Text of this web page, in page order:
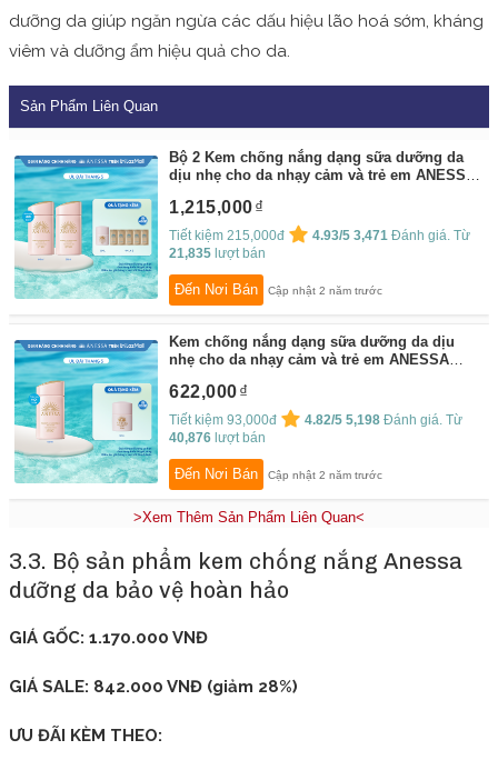
dưỡng da giúp ngăn ngừa các dấu hiệu lão hoá sớm, kháng
viêm và dưỡng ẩm hiệu quả cho da.
Sản Phẩm Liên Quan
Bộ 2 Kem chống nắng dạng sữa dưỡng da
dịu nhẹ cho da nhạy cảm và trẻ em ANESSA
PA++++
By:Anessa
1,215,000
Tiết kiệm 215,000đ 4.93/5 3,471 Đánh giá. Từ
21,835 lượt bán
Đến Nơi Bán Cập nhật 2 năm trước
Kem chống nắng dạng sữa dưỡng da dịu
nhẹ cho da nhạy cảm và trẻ em ANESSA
PA++++ 60ml
622,000
Tiết kiệm 93,000đ 4.82/5 5,198 Đánh giá. Từ
40,876 lượt bán
Đến Nơi Bán Cập nhật 2 năm trước
>Xem Thêm Sản Phẩm Liên Quan<
3.3. Bộ sản phẩm kem chống nắng Anessa
dưỡng da bảo vệ hoàn hảo
GIÁ GỐC: 1.170.000 VNĐ
GIÁ SALE: 842.000 VNĐ (giảm 28%)
ƯU ĐÃI KÈM THEO: